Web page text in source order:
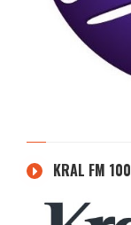
KRAL FM 100